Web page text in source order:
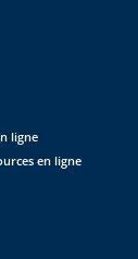
ligne
en ligne